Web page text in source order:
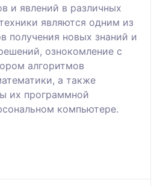
и явлений в различных
являются одним из
получения новых знаний и
ознокомление с
алгоритмов
а также
их программной
компьютере.